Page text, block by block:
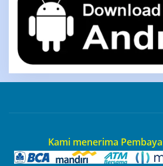
Kami menerima